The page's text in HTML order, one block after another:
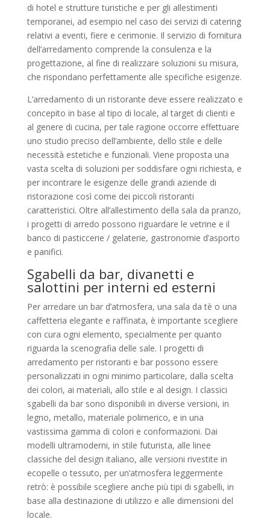
di hotel e strutture turistiche e per gli allestimenti
temporanei, ad esempio nel caso dei servizi di catering
relativi a eventi, fiere e cerimonie. Il servizio di fornitura
dell’arredamento comprende la consulenza e la
progettazione, al fine di realizzare soluzioni su misura,
che rispondano perfettamente alle specifiche esigenze.
L’arredamento di un ristorante deve essere realizzato e
concepito in base al tipo di locale, al target di clienti e
al genere di cucina, per tale ragione occorre effettuare
uno studio preciso dell’ambiente, dello stile e delle
necessità estetiche e funzionali. Viene proposta una
vasta scelta di soluzioni per soddisfare ogni richiesta, e
per incontrare le esigenze delle grandi aziende di
ristorazione così come dei piccoli ristoranti
caratteristici. Oltre all’allestimento della sala da pranzo,
i progetti di arredo possono riguardare le vetrine e il
banco di pasticcerie / gelaterie, gastronomie d’asporto
e panifici.
Sgabelli da bar, divanetti e
salottini per interni ed esterni
Per arredare un bar d’atmosfera, una sala da tè o una
caffetteria elegante e raffinata, è importante scegliere
con cura ogni elemento, specialmente per quanto
riguarda la scenografia delle sale. I progetti di
arredamento per ristoranti e bar possono essere
personalizzati in ogni minimo particolare, dalla scelta
dei colori, ai materiali, allo stile e al design. I classici
sgabelli da bar sono disponibili in diverse versioni, in
legno, metallo, materiale polimerico, e in una
vastissima gamma di colori e conformazioni. Dai
modelli ultramoderni, in stile futurista, alle linee
classiche del design italiano, alle versioni rivestite in
ecopelle o tessuto, per un’atmosfera leggermente
retrò: è possibile scegliere anche più tipi di sgabelli, in
base alla destinazione di utilizzo e alle dimensioni del
locale.